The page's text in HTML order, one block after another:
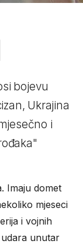
bojevu
Ukrajina
i
Imaju domet
mjeseci
i vojnih
unutar